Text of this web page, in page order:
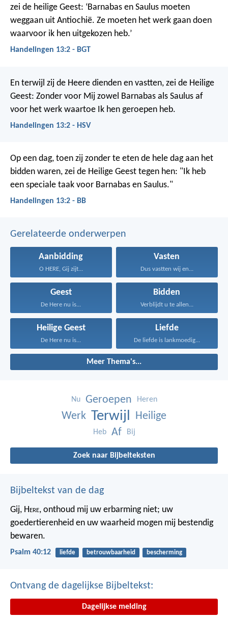
zei de heilige Geest: ‘Barnabas en Saulus moeten
weggaan uit Antiochië. Ze moeten het werk gaan doen
waarvoor ik hen uitgekozen heb.’
Handelingen 13:2 - BGT
En terwijl zij de Heere dienden en vastten, zei de Heilige
Geest: Zonder voor Mij zowel Barnabas als Saulus af
voor het werk waartoe Ik hen geroepen heb.
Handelingen 13:2 - HSV
Op een dag, toen zij zonder te eten de hele dag aan het
bidden waren, zei de Heilige Geest tegen hen: "Ik heb
een speciale taak voor Barnabas en Saulus."
Handelingen 13:2 - BB
Gerelateerde onderwerpen
Aanbidding
O HERE, Gij zijt...
Vasten
Dus vastten wij en...
Geest
De Here nu is...
Bidden
Verblijdt u te allen...
Heilige Geest
De Here nu is...
Liefde
De liefde is lankmoedig...
Meer Thema's...
Nu Geroepen Heren
Werk Terwijl Heilige
Heb Af Bij
Zoek naar Bijbelteksten
Bijbeltekst van de dag
Gij, Here, onthoud mij uw erbarming niet; uw
goedertierenheid en uw waarheid mogen mij bestendig
bewaren.
Psalm 40:12 liefde betrouwbaarheid bescherming
Ontvang de dagelijkse Bijbeltekst:
Dagelijkse melding